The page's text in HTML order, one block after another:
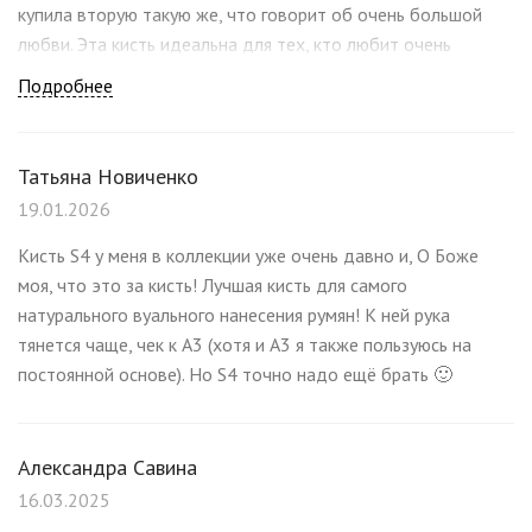
купила вторую такую же, что говорит об очень большой
любви. Эта кисть идеальна для тех, кто любит очень
аккуратное нанесение румян/бронзера без пятен, с
натуральным эффектом, а так же для очень
выглядит великолепно с любыми румянами, очень ее люблю.
Но очень плотно спрессованы продукты она может не
набрать, но это нормально, у каждой кисти свое
предназначение.
Подробнее
Татьяна Новиченко
19.01.2026
Кисть S4 у меня в коллекции уже очень давно и, О Боже
моя, что это за кисть! Лучшая кисть для самого
натурального вуального нанесения румян! К ней рука
тянется чаще, чек к А3 (хотя и А3 я также пользуюсь на
постоянной основе). Но S4 точно надо ещё брать 🙂
Александра Савина
16.03.2025